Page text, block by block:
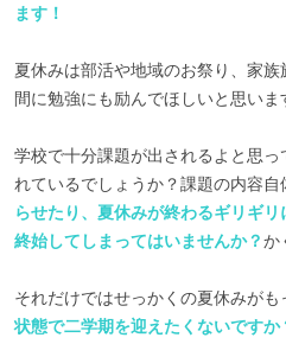
ます！
夏休みは部活や地域のお祭り、家
間に勉強にも励んでほしいと思いま
学校で十分課題が出されるよと思
れているでしょうか？課題の内容自
らせたり、夏休みが終わるギリギ
終始してしまってはいませんか？か
それだけではせっかくの夏休みがも
状態で二学期を迎えたくないですか